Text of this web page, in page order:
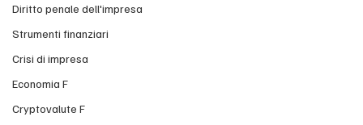
Diritto penale dell'impresa
Strumenti finanziari
Crisi di impresa
Economia F
Cryptovalute F